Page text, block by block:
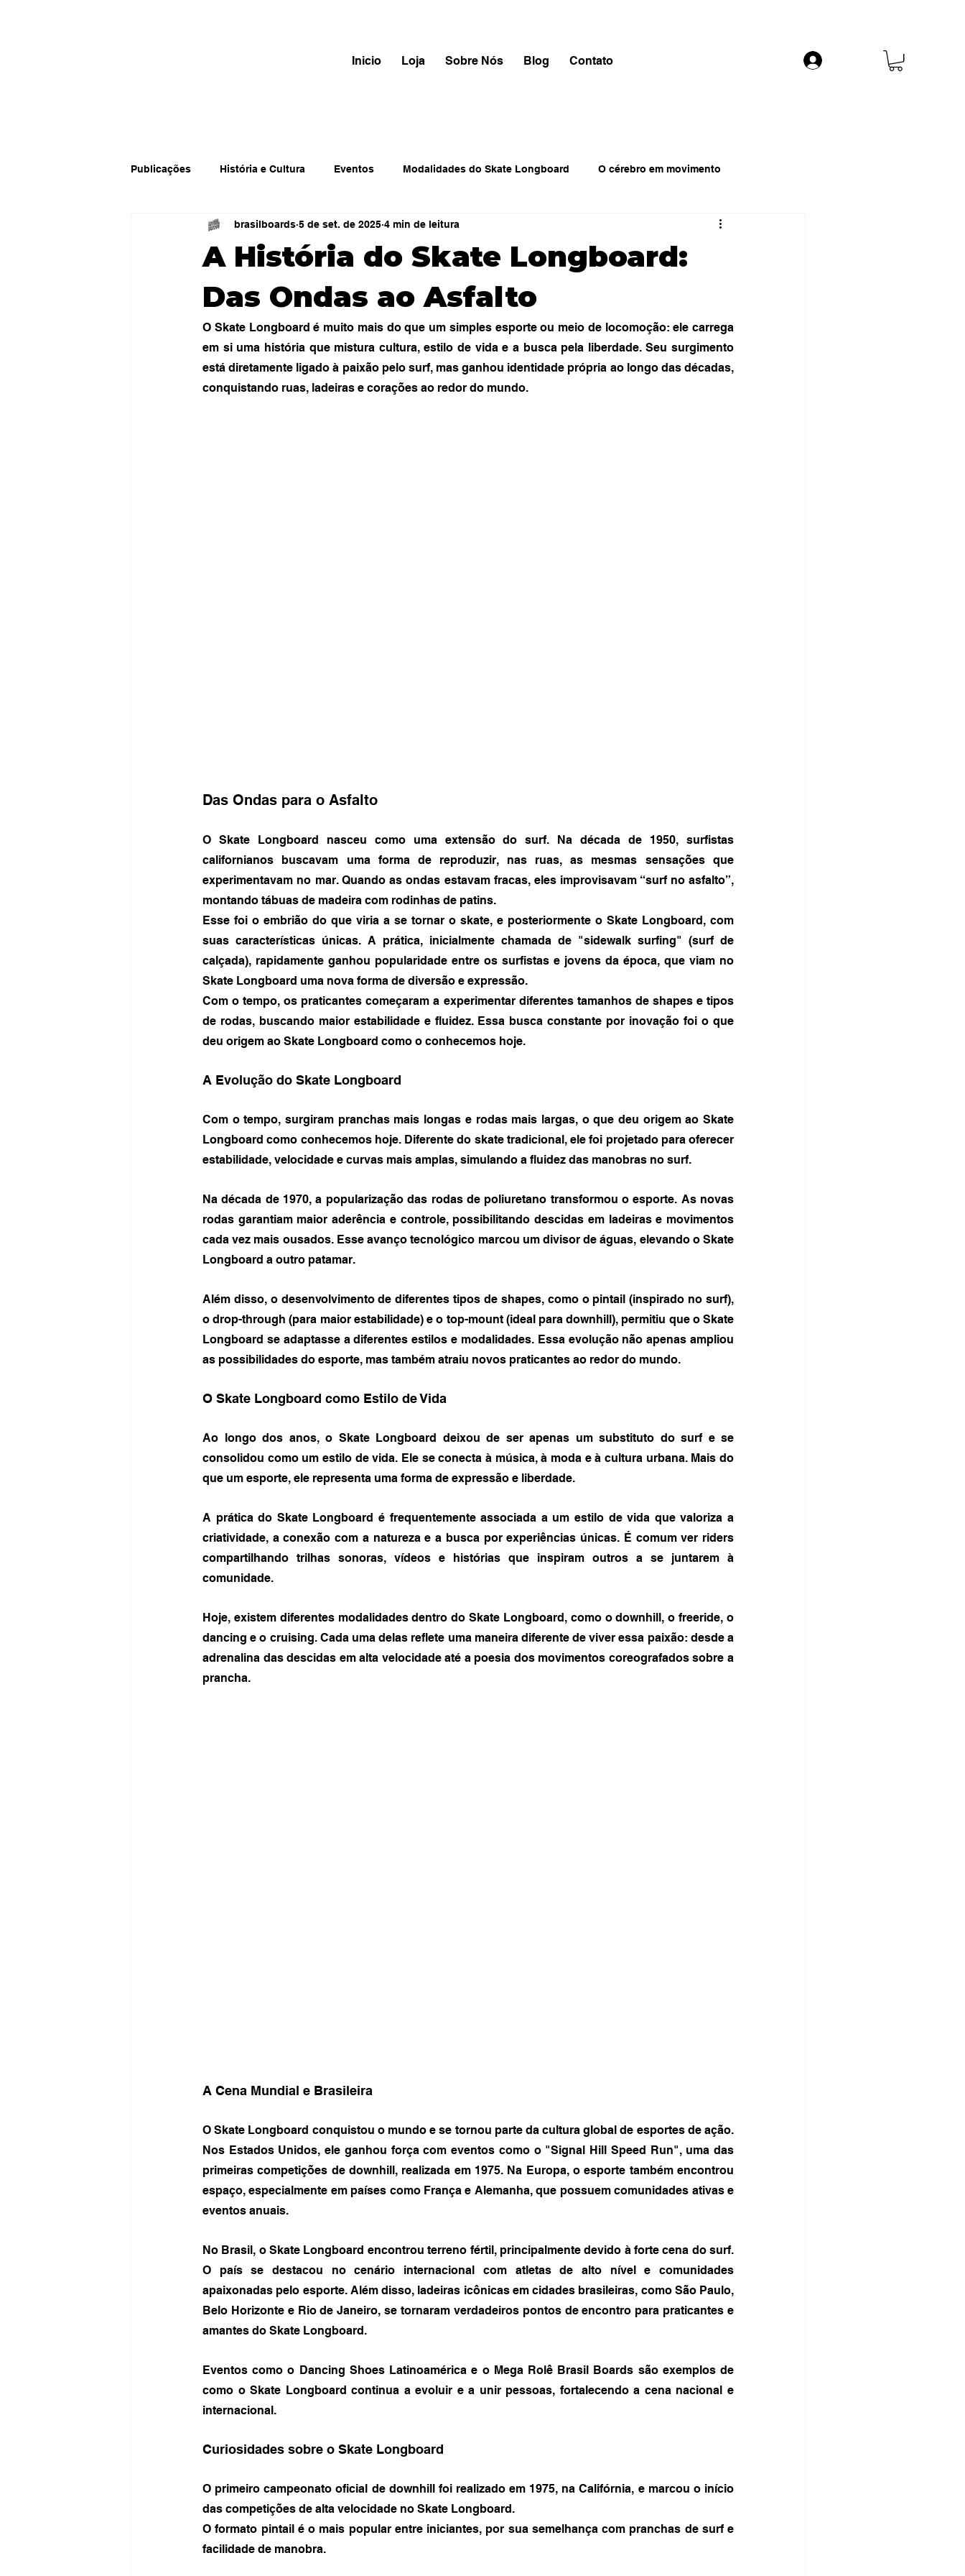
Inicio Loja Sobre Nós Blog Contato
Publicações História e Cultura Eventos Modalidades do Skate Longboard O cérebro em movimento
A História do Skate Longboard:
Das Ondas ao Asfalto
brasilboards 5 de set. de 2025 4 min de leitura
O Skate Longboard é muito mais do que um simples esporte ou meio de locomoção: ele carrega
em si uma história que mistura cultura, estilo de vida e a busca pela liberdade. Seu surgimento
está diretamente ligado à paixão pelo surf, mas ganhou identidade própria ao longo das décadas,
conquistando ruas, ladeiras e corações ao redor do mundo.
Das Ondas para o Asfalto
O Skate Longboard nasceu como uma extensão do surf. Na década de 1950, surfistas
californianos buscavam uma forma de reproduzir, nas ruas, as mesmas sensações que
experimentavam no mar. Quando as ondas estavam fracas, eles improvisavam “surf no asfalto”,
montando tábuas de madeira com rodinhas de patins.
Esse foi o embrião do que viria a se tornar o skate, e posteriormente o Skate Longboard, com
suas características únicas. A prática, inicialmente chamada de "sidewalk surfing" (surf de
calçada), rapidamente ganhou popularidade entre os surfistas e jovens da época, que viam no
Skate Longboard uma nova forma de diversão e expressão.
Com o tempo, os praticantes começaram a experimentar diferentes tamanhos de shapes e tipos
de rodas, buscando maior estabilidade e fluidez. Essa busca constante por inovação foi o que
deu origem ao Skate Longboard como o conhecemos hoje.
A Evolução do Skate Longboard
Com o tempo, surgiram pranchas mais longas e rodas mais largas, o que deu origem ao Skate
Longboard como conhecemos hoje. Diferente do skate tradicional, ele foi projetado para oferecer
estabilidade, velocidade e curvas mais amplas, simulando a fluidez das manobras no surf.
Na década de 1970, a popularização das rodas de poliuretano transformou o esporte. As novas
rodas garantiam maior aderência e controle, possibilitando descidas em ladeiras e movimentos
cada vez mais ousados. Esse avanço tecnológico marcou um divisor de águas, elevando o Skate
Longboard a outro patamar.
Além disso, o desenvolvimento de diferentes tipos de shapes, como o pintail (inspirado no surf),
o drop-through (para maior estabilidade) e o top-mount (ideal para downhill), permitiu que o Skate
Longboard se adaptasse a diferentes estilos e modalidades. Essa evolução não apenas ampliou
as possibilidades do esporte, mas também atraiu novos praticantes ao redor do mundo.
O Skate Longboard como Estilo de Vida
Ao longo dos anos, o Skate Longboard deixou de ser apenas um substituto do surf e se
consolidou como um estilo de vida. Ele se conecta à música, à moda e à cultura urbana. Mais do
que um esporte, ele representa uma forma de expressão e liberdade.
A prática do Skate Longboard é frequentemente associada a um estilo de vida que valoriza a
criatividade, a conexão com a natureza e a busca por experiências únicas. É comum ver riders
compartilhando trilhas sonoras, vídeos e histórias que inspiram outros a se juntarem à
comunidade.
Hoje, existem diferentes modalidades dentro do Skate Longboard, como o downhill, o freeride, o
dancing e o cruising. Cada uma delas reflete uma maneira diferente de viver essa paixão: desde a
adrenalina das descidas em alta velocidade até a poesia dos movimentos coreografados sobre a
prancha.
A Cena Mundial e Brasileira
O Skate Longboard conquistou o mundo e se tornou parte da cultura global de esportes de ação.
Nos Estados Unidos, ele ganhou força com eventos como o "Signal Hill Speed Run", uma das
primeiras competições de downhill, realizada em 1975. Na Europa, o esporte também encontrou
espaço, especialmente em países como França e Alemanha, que possuem comunidades ativas e
eventos anuais.
No Brasil, o Skate Longboard encontrou terreno fértil, principalmente devido à forte cena do surf.
O país se destacou no cenário internacional com atletas de alto nível e comunidades
apaixonadas pelo esporte. Além disso, ladeiras icônicas em cidades brasileiras, como São Paulo,
Belo Horizonte e Rio de Janeiro, se tornaram verdadeiros pontos de encontro para praticantes e
amantes do Skate Longboard.
Eventos como o Dancing Shoes Latinoamérica e o Mega Rolê Brasil Boards são exemplos de
como o Skate Longboard continua a evoluir e a unir pessoas, fortalecendo a cena nacional e
internacional.
Curiosidades sobre o Skate Longboard
O primeiro campeonato oficial de downhill foi realizado em 1975, na Califórnia, e marcou o início
das competições de alta velocidade no Skate Longboard.
O formato pintail é o mais popular entre iniciantes, por sua semelhança com pranchas de surf e
facilidade de manobra.